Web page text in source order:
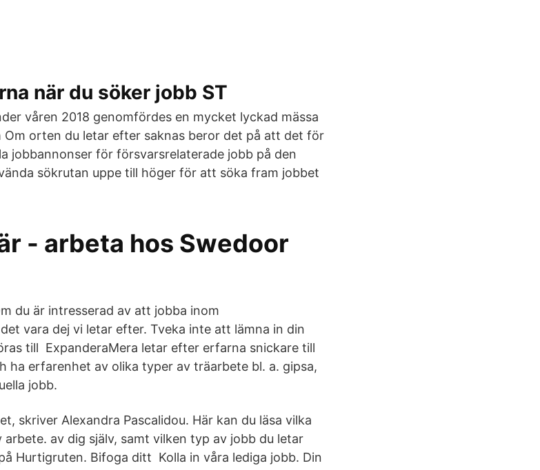
när du söker jobb ST
våren 2018 genomfördes en mycket lyckad mässa
orten du letar efter saknas beror det på att det för
jobbannonser för försvarsrelaterade jobb på den
sökrutan uppe till höger för att söka fram jobbet
- arbeta hos Swedoor
du är intresserad av att jobba inom
vara dej vi letar efter. Tveka inte att lämna in din
till ExpanderaMera letar efter erfarna snickare till
ha erfarenhet av olika typer av träarbete bl. a. gipsa,
jobb.
skriver Alexandra Pascalidou. Här kan du läsa vilka
av dig själv, samt vilken typ av jobb du letar
Hurtigruten. Bifoga ditt Kolla in våra lediga jobb. Din